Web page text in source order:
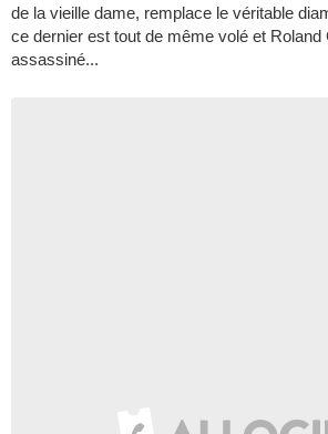
de la vieille dame, remplace le véritable
ce dernier est tout de même volé et Roland
assassiné...